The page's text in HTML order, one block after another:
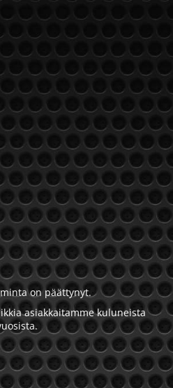
on päättynyt.
asiakkaitamme kuluneista